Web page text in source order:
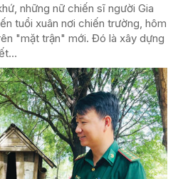
những nữ chiến sĩ người Gia
tuổi xuân nơi chiến trường, hôm
"mặt trận" mới. Đó là xây dựng